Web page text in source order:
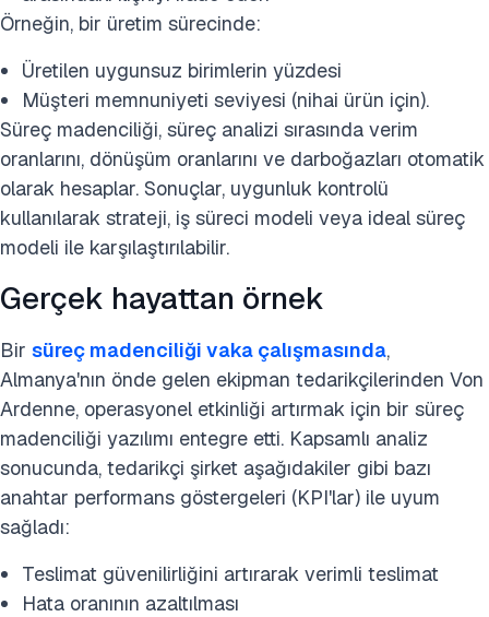
Örneğin, bir üretim sürecinde:
Üretilen uygunsuz birimlerin yüzdesi
Müşteri memnuniyeti seviyesi (nihai ürün için).
Süreç madenciliği, süreç analizi sırasında verim
oranlarını, dönüşüm oranlarını ve darboğazları otomatik
olarak hesaplar. Sonuçlar, uygunluk kontrolü
kullanılarak strateji, iş süreci modeli veya ideal süreç
modeli ile karşılaştırılabilir.
Gerçek hayattan örnek
Bir süreç madenciliği vaka çalışmasında,
Almanya'nın önde gelen ekipman tedarikçilerinden Von
Ardenne, operasyonel etkinliği artırmak için bir süreç
madenciliği yazılımı entegre etti. Kapsamlı analiz
sonucunda, tedarikçi şirket aşağıdakiler gibi bazı
anahtar performans göstergeleri (KPI'lar) ile uyum
sağladı:
Teslimat güvenilirliğini artırarak verimli teslimat
Hata oranının azaltılması